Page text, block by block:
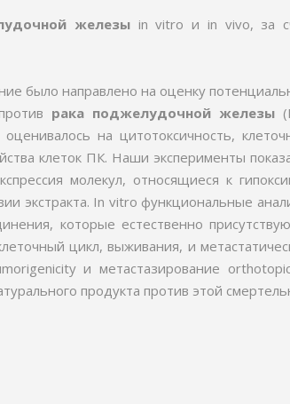
железы in vitro и in vivo, за
было направлено на оценку
рака поджелудочной железы
на цитотоксичность,
клеток ПК. Наши эксперименты
молекул, относящиеся к
экстракта. In vitro функциональные
которые естественно
цикл, выживания, и
и метастазирование
продукта против этой